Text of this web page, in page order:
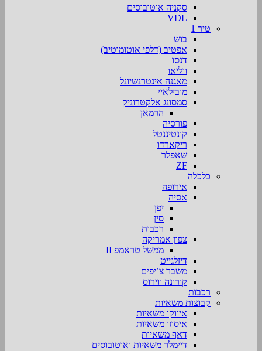
סקניה אוטובוסים
VDL
טיר 1
בוש
אפטיב (דלפי אוטומוטיב)
דנסו
ווליאו
מאגנה אינטרנשיונל
מובילאיי
סמסונג אלקטרוניק
הרמאן
פורסיה
קונטיננטל
ריקארדו
שאפלר
ZF
כלכלה
אירופה
אסיה
יפן
סין
רכבות
צפון אמריקה
ממשל טראמפ II
דיזלגייט
משבר צ’יפים
קורונה ווירוס
רכבות
קבוצות משאיות
איווקו משאיות
איסוזו משאיות
דאף משאיות
דיימלר משאיות ואוטובוסים